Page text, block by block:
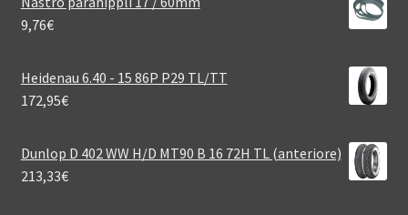
9,76€
Heidenau 6.40 - 15 86P P29 TL/TT
172,95€
Dunlop D 402 WW H/D MT90 B 16 72H TL (anteriore)
213,33€